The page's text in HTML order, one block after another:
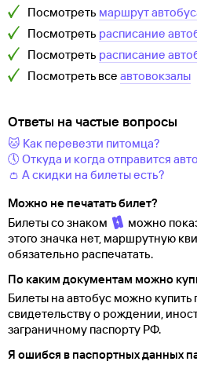
Посмотреть маршрут
Посмотреть расписание
Посмотреть расписание
Посмотреть все автовокзалы
Ответы на частые вопросы
🐱 Как перевезти питомца?
🕔 Откуда и когда отправится
👛 А скидки на билеты есть?
Можно не печатать билет?
Билеты со знаком
можно
этого значка нет, маршрутную
обязательно распечатать.
По каким документам можно
Билеты на автобус можно купить
свидетельству о рождении,
заграничному паспорту РФ.
Я ошибся в паспортных данных